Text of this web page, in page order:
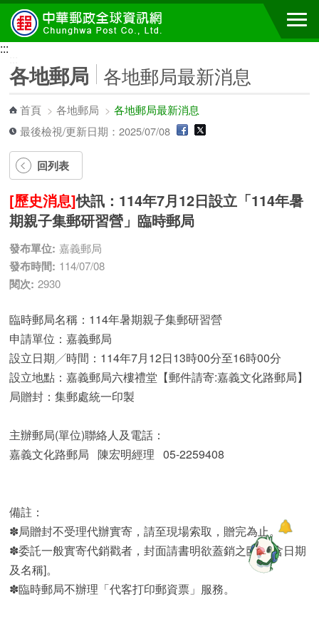
跳到主要內容區塊
:::
各地郵局 各地郵局最新消息
首頁 >各地郵局 >各地郵局最新消息
最後檢視/更新日期：2025/07/08
回列表
[歷史消息]快訊：114年7月12日設立「114年暑
期親子集郵研習營」臨時郵局
發布單位: 嘉義郵局
發布時間: 114/07/08
閱次: 2930
臨時郵局名稱：114年暑期親子集郵研習營
申請單位：嘉義郵局
設立日期╱時間：114年7月12日13時00分至16時00分
設立地點：嘉義郵局六樓禮堂【郵件請寄:嘉義文化路郵局】
局贈封：集郵處統一印製
主辦郵局(單位)聯絡人及電話：
嘉義文化路郵局 陳宏明經理 05-2259408
備註：
✽局贈封不受理代辦實寄，請至現場索取，贈完為止。
✽委託一般實寄代銷戳者，封面請書明欲蓋銷之臨局[含日期
及名稱]。
✽臨時郵局不辦理「代客打印郵資票」服務。